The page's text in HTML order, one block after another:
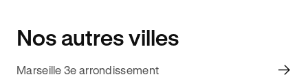
Nos autres villes
Marseille 3e arrondissement